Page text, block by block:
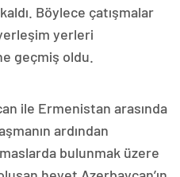
Böylece çatışmalar
yerleri
geçmiş oldu.
ile Ermenistan arasında
ardından
bulunmak üzere